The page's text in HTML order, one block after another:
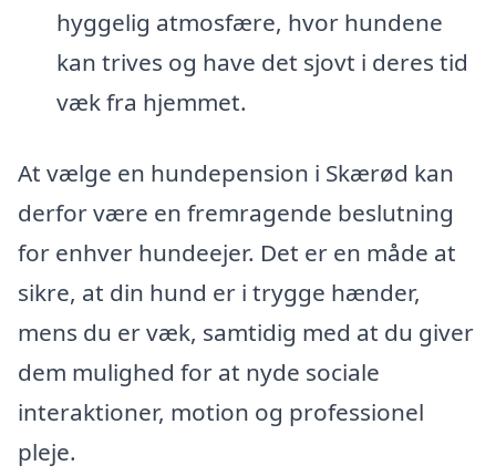
hyggelig atmosfære, hvor hundene
kan trives og have det sjovt i deres tid
væk fra hjemmet.
At vælge en hundepension i Skærød kan
derfor være en fremragende beslutning
for enhver hundeejer. Det er en måde at
sikre, at din hund er i trygge hænder,
mens du er væk, samtidig med at du giver
dem mulighed for at nyde sociale
interaktioner, motion og professionel
pleje.